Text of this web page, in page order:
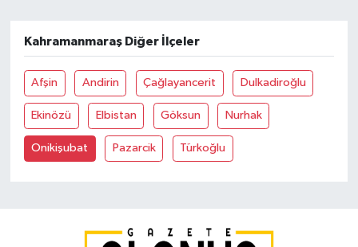
Kahramanmaraş Diğer İlçeler
Afşin Andirin Çağlayancerit Dulkadiroğlu
Ekinözü Elbistan Göksun Nurhak
Onikişubat Pazarcik Türkoğlu